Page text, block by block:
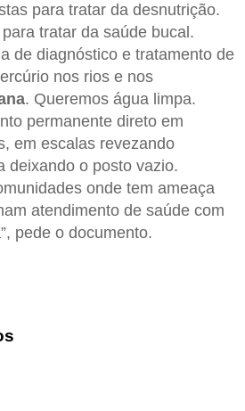
para tratar da desnutrição.
tratar da saúde bucal.
de diagnóstico e tratamento de
nos rios e nos
. Queremos água limpa.
permanente direto em
em escalas revezando
deixando o posto vazio.
onde tem ameaça
atendimento de saúde com
pede o documento.